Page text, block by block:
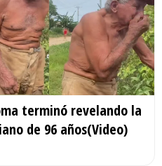
terminó revelando la
de 96 años(Video)